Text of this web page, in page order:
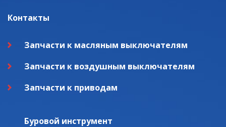
Контакты
Запчасти к масляным выключателям
Запчасти к воздушным выключателям
Запчасти к приводам
Буровой инструмент